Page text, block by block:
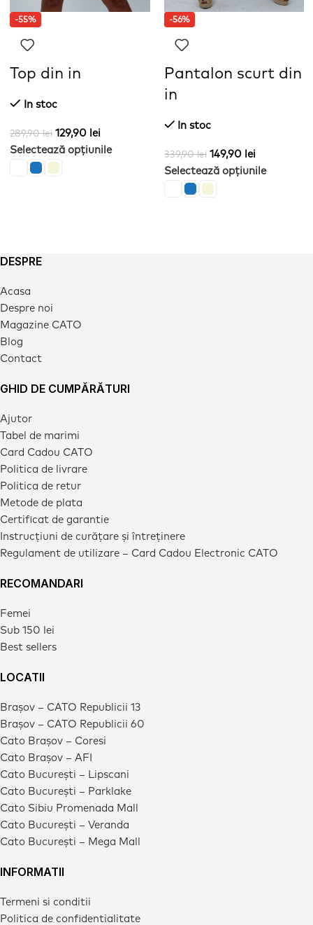
-55%
Top din in
In stoc
289,90lei 129,90 lei
Selectează opțiunile
-56%
Pantalon scurt din
in
In stoc
339,90lei 149,90 lei
Selectează opțiunile
DESPRE
Acasa
Despre noi
Magazine CATO
Blog
Contact
GHID DE CUMPĂRĂTURI
Ajutor
Tabel de marimi
Card Cadou CATO
Politica de livrare
Politica de retur
Metode de plata
Certificat de garantie
Instrucțiuni de curățare și întreținere
Regulament de utilizare – Card Cadou Electronic CATO
RECOMANDARI
Femei
Sub 150 lei
Best sellers
LOCATII
Brașov – CATO Republicii 13
Brașov – CATO Republicii 60
Cato Brașov – Coresi
Cato Brașov – AFI
Cato București – Lipscani
Cato București – Parklake
Cato Sibiu Promenada Mall
Cato București – Veranda
Cato București – Mega Mall
INFORMATII
Termeni si conditii
Politica de confidentialitate